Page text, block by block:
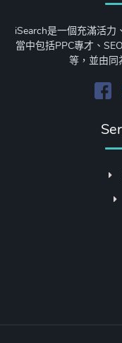
iSearch是一個充滿活力
當中包括PPC專才、
等，並由同